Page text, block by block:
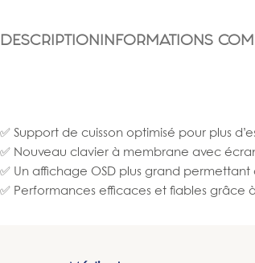
DESCRIPTION INFORMATIONS
✅ Support de cuisson optimisé pour plus
✅ Nouveau clavier à membrane avec
✅ Un affichage OSD plus grand permettant
✅ Performances efficaces et fiables grâce